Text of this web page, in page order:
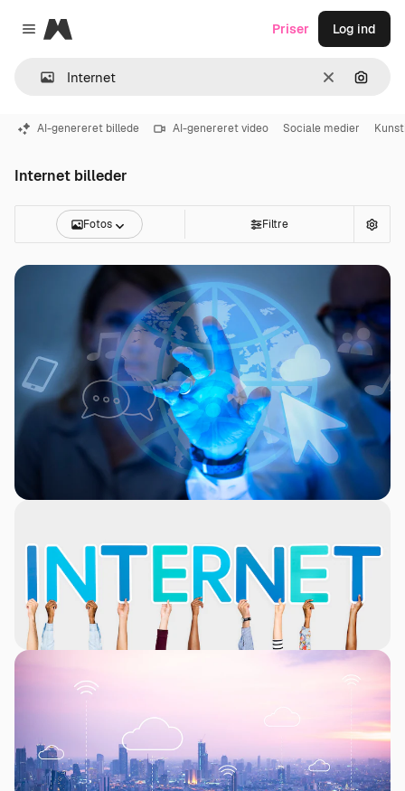
Close menu
Magnific
Klar Søg
Priser Log ind
AI-genereret billede AI-genereret video Sociale medier
Internet billeder
Fotos Filtre